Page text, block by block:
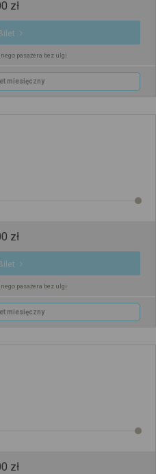
zł
pasażera bez ulgi
miesięczny
zł
pasażera bez ulgi
miesięczny
zł